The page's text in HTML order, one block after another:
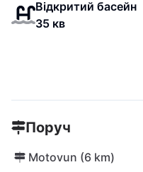
Відкритий басейн
35 кв
Поруч
Motovun (6 km)